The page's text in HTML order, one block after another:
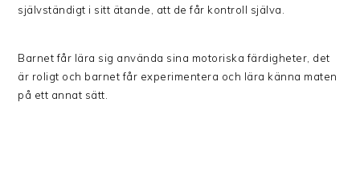
självständigt i sitt ätande, att de får kontroll själva.
Barnet får lära sig använda sina motoriska färdigheter, det
är roligt och barnet får experimentera och lära känna maten
på ett annat sätt.